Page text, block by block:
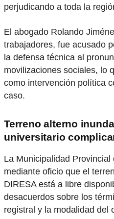
perjudicando a toda la
El abogado Rolando
trabajadores, fue acusado
la defensa técnica al
movilizaciones sociales, lo
como intervención política
caso.
Terreno alterno
universitario
La Municipalidad
mediante oficio que el
DIRESA está a libre
desacuerdos sobre los
registral y la modalidad del